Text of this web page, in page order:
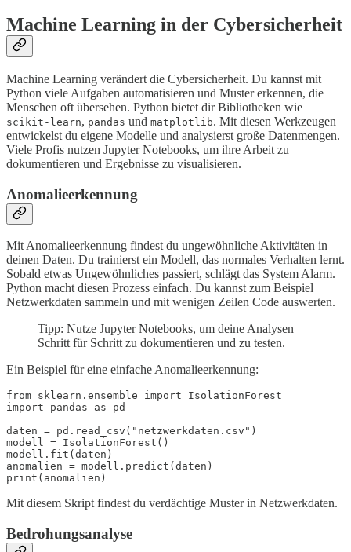
Machine Learning in der Cybersicherheit
Machine Learning verändert die Cybersicherheit. Du kannst mit
Python viele Aufgaben automatisieren und Muster erkennen, die
Menschen oft übersehen. Python bietet dir Bibliotheken wie
scikit-learn, pandas und matplotlib. Mit diesen Werkzeugen
entwickelst du eigene Modelle und analysierst große Datenmengen.
Viele Profis nutzen Jupyter Notebooks, um ihre Arbeit zu
dokumentieren und Ergebnisse zu visualisieren.
Anomalieerkennung
Mit Anomalieerkennung findest du ungewöhnliche Aktivitäten in
deinen Daten. Du trainierst ein Modell, das normales Verhalten lernt.
Sobald etwas Ungewöhnliches passiert, schlägt das System Alarm.
Python macht diesen Prozess einfach. Du kannst zum Beispiel
Netzwerkdaten sammeln und mit wenigen Zeilen Code auswerten.
Tipp: Nutze Jupyter Notebooks, um deine Analysen
Schritt für Schritt zu dokumentieren und zu testen.
Ein Beispiel für eine einfache Anomalieerkennung:
from sklearn.ensemble import IsolationForest
import pandas as pd
daten = pd.read_csv("netzwerkdaten.csv")
modell = IsolationForest()
modell.fit(daten)
anomalien = modell.predict(daten)
Mit diesem Skript findest du verdächtige Muster in Netzwerkdaten.
Bedrohungsanalyse